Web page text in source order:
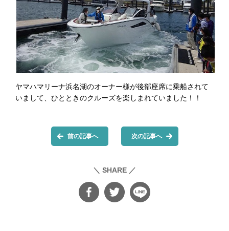
ヤマハマリーナ浜名湖のオーナー様が後部座席に乗船されて
いまして、ひとときのクルーズを楽しまれていました！！
前の記事へ 次の記事へ
＼ SHARE ／